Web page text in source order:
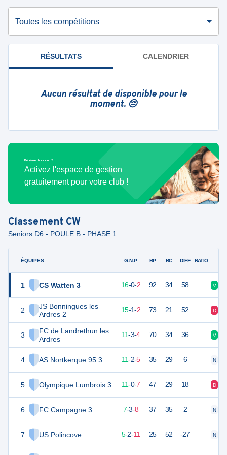
Toutes les compétitions
RÉSULTATS CALENDRIER
Aucun résultat de disponible pour le
moment. 😔
Bénévole de ce club ?
Activez l'espace de gestion
gratuitement pour votre club !
Classement CW
Seniors D6 - POULE B - PHASE 1
ÉQUIPES
1 CS Watten 3
2
JS Bonningues les
Ardres 2
3
FC de Landrethun les
Ardres
4 AS Nortkerque 95 3
5 Olympique Lumbrois 3
6 FC Campagne 3
7 US Polincove
G-N-P BP BC DIFF RATIO
16-0-2 92 34 58 V
46 15-1-2 73 21 52 D
36 18 11-3-4 70 34 36 V
35 11-2-5 35 29 6 N
33 18 11-0-7 47 29 18 D
23 7-3-8 37 35 2 N
5-2-11 25 52 -27 N